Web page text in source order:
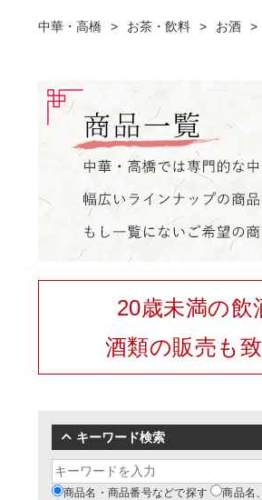
中華・高橋 お茶・飲料 お酒
20歳未満の飲
酒類の販売も
キーワード検索
商品名・商品番号などで探す 商品名